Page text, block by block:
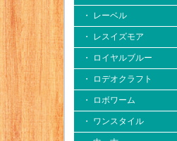
・ レーベル
・ レスイズモア
・ ロイヤルブルー
・ ロデオクラフト
・ ロボワーム
・ ワンスタイル